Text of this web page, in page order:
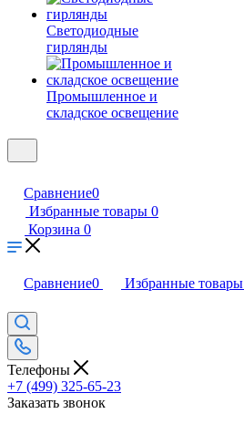
Светодиодные
гирлянды
Промышленное и
складское освещение
Сравнение0
Избранные товары 0
Корзина 0
Сравнение0 Избранные товары
Телефоны
+7 (499) 325-65-23
Заказать звонок